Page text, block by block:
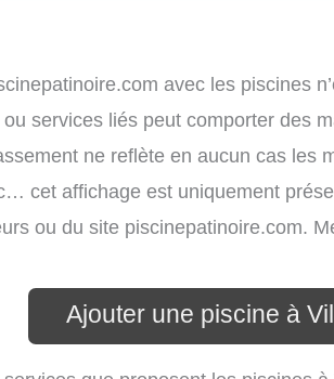
avec les piscines
services liés peut comporter des
ne reflète en aucun cas les
cet affichage est uniquement
ou du site piscinepatinoire.com.
Ajouter une piscine à